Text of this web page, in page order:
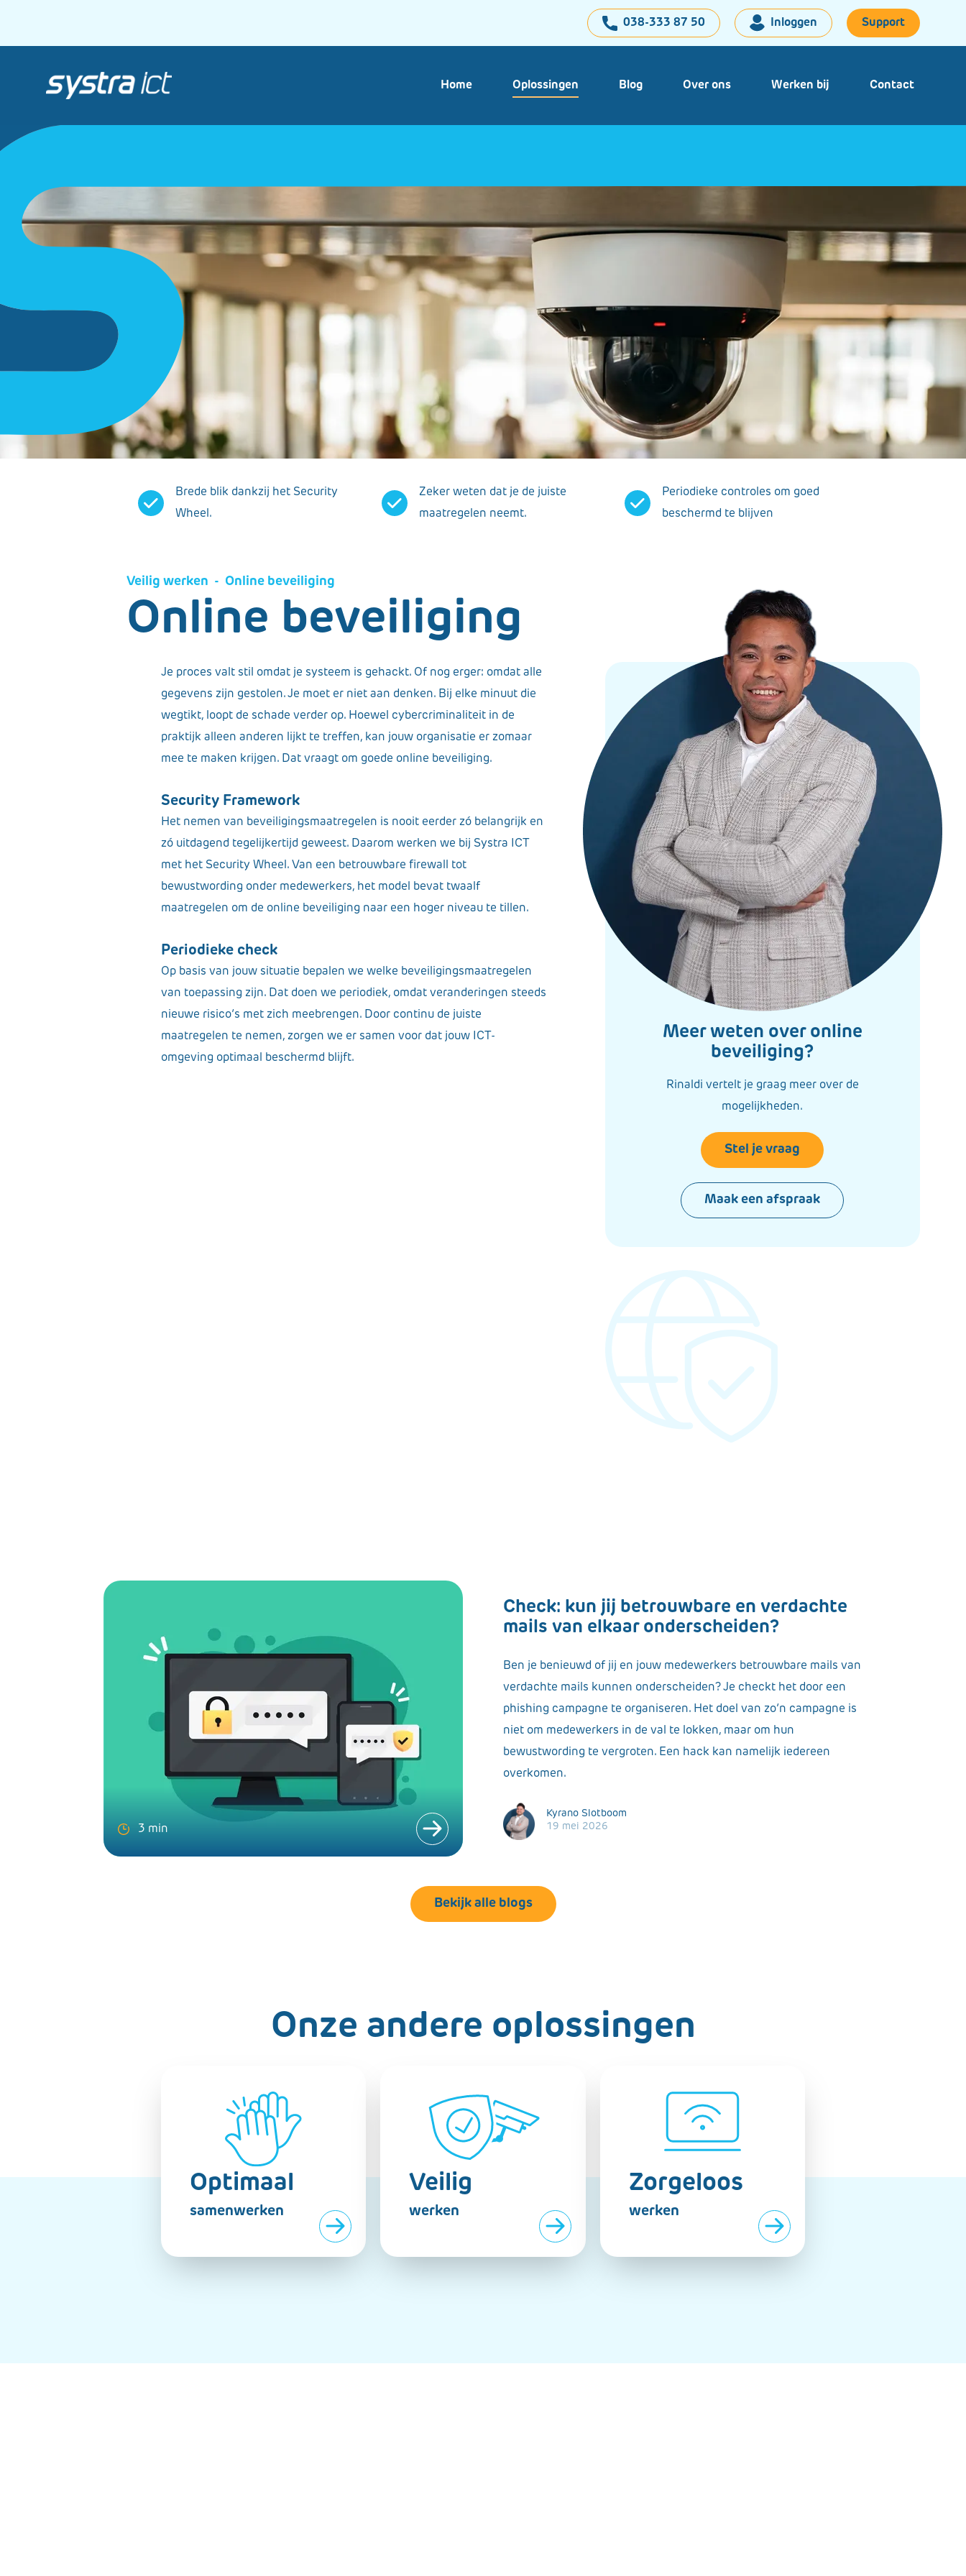
038-333 87 50 Inloggen Support
Home Oplossingen Blog Over ons Werken bij Contact
Brede blik dankzij het Security
Wheel.
Zeker weten dat je de juiste
maatregelen neemt.
Periodieke controles om goed
beschermd te blijven
veilig werken - online beveiliging
Online beveiliging
Je proces valt stil omdat je systeem is gehackt. Of nog erger: omdat alle
gegevens zijn gestolen. Je moet er niet aan denken. Bij elke minuut die
wegtikt, loopt de schade verder op. Hoewel cybercriminaliteit in de
praktijk alleen anderen lijkt te treffen, kan jouw organisatie er zomaar
mee te maken krijgen. Dat vraagt om goede online beveiliging.
Security Framework
Het nemen van beveiligingsmaatregelen is nooit eerder zó belangrijk en
zó uitdagend tegelijkertijd geweest. Daarom werken we bij Systra ICT
met het Security Wheel. Van een betrouwbare firewall tot
bewustwording onder medewerkers, het model bevat twaalf
maatregelen om de online beveiliging naar een hoger niveau te tillen.
Periodieke check
Op basis van jouw situatie bepalen we welke beveiligingsmaatregelen
van toepassing zijn. Dat doen we periodiek, omdat veranderingen steeds
nieuwe risico’s met zich meebrengen. Door continu de juiste
maatregelen te nemen, zorgen we er samen voor dat jouw ICT-
omgeving optimaal beschermd blijft.
Meer weten over online
beveiliging?
Rinaldi vertelt je graag meer over de
mogelijkheden.
Stel je vraag
Maak een afspraak
3 min
Check: kun jij betrouwbare en verdachte
mails van elkaar onderscheiden?
Ben je benieuwd of jij en jouw medewerkers betrouwbare mails van
verdachte mails kunnen onderscheiden? Je checkt het door een
phishing campagne te organiseren. Het doel van zo’n campagne is
niet om medewerkers in de val te lokken, maar om hun
bewustwording te vergroten. Een hack kan namelijk iedereen
overkomen.
Kyrano Slotboom
19 mei 2026
Bekijk alle blogs
Onze andere oplossingen
Optimaal
samenwerken
Veilig
werken
Zorgeloos
werken